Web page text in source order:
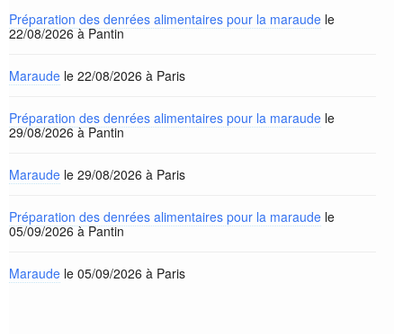
Préparation des denrées alimentaires pour la maraude le
22/08/2026 à Pantin
Maraude le 22/08/2026 à Paris
Préparation des denrées alimentaires pour la maraude le
29/08/2026 à Pantin
Maraude le 29/08/2026 à Paris
Préparation des denrées alimentaires pour la maraude le
05/09/2026 à Pantin
Maraude le 05/09/2026 à Paris